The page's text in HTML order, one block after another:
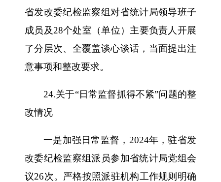
省发改委纪检监察组对省统计局领导班子
成员及28个处室（单位）主要负责人开展
了分层次、全覆盖谈心谈话，当面提出注
意事项和整改要求。
24.关于“日常监督抓得不紧”问题的整
改情况
一是加强日常监督，2024年，驻省发
改委纪检监察组派员参加省统计局党组会
议26次。严格按照派驻机构工作规则明确